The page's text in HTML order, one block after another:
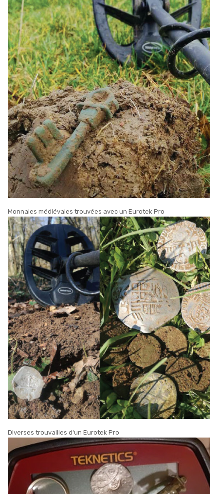
Monnaies médiévales trouvées avec un Eurotek Pro
Diverses trouvailles d'un Eurotek Pro